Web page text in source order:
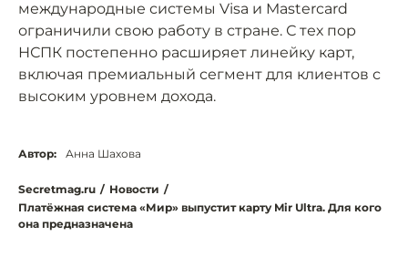
международные системы Visa и Mastercard
ограничили свою работу в стране. С тех пор
НСПК постепенно расширяет линейку карт,
включая премиальный сегмент для клиентов с
высоким уровнем дохода.
Автор: Анна Шахова
Secretmag.ru / Новости /
Платёжная система «Мир» выпустит карту Mir Ultra. Для кого
она предназначена